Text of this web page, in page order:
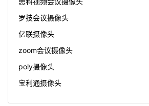
罗技会议摄像头
亿联摄像头
zoom会议摄像头
poly摄像头
宝利通摄像头